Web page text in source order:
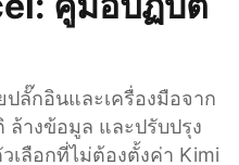
ปลั๊กอินและเครื่องมือจาก
างข้อมูล และปรับปรุง
เลือกที่ไม่ต้องตั้งค่า Kimi